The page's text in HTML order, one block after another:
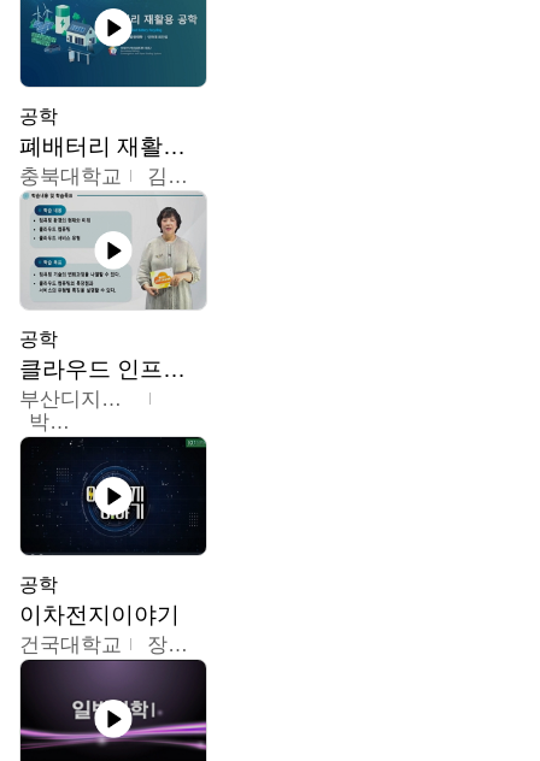
공학
폐배터리 재활용 공학
충북대학교 김영재,최진섭,한성수,한요셉,윤문수,박유세,강동우,박민준,이동주,조채용
공학
클라우드 인프라 구축 및 활용
부산디지털대학교
박수현
공학
이차전지이야기
건국대학교 장호현